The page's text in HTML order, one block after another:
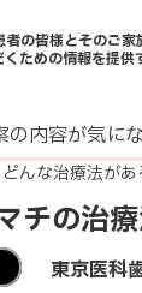
者の皆様とそのご
ための情報を提供
の内容が気に
んな治療法があ
チの治
東京医科